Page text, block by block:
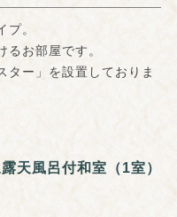
。
るお部屋です。
ター」を設置しておりま
天風呂付和室（1室）